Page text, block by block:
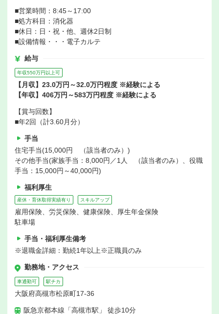
■営業時間：8:45～17:00
■処方科目：消化器
■休日：日・祝・他、週休2日制
■設備情報・・・電子カルテ
給与
年収550万円以上可
【月収】23.0万円～32.0万円程度 ※経験による
【年収】406万円～583万円程度 ※経験による
【賞与回数】
■年2回（計3.60月分）
手当
住宅手当(15,000円 （該当者のみ）)
その他手当(家族手当：8,000円／1人 （該当者のみ）、役職
手当：15,000円～40,000円)
福利厚生
産休・育休取得実績有り スキルアップ
雇用保険、労災保険、健康保険、厚生年金保険
駐車場
手当・福利厚生備考
※退職金詳細：勤続1年以上※正職員のみ
勤務地・アクセス
車通勤可 駅チカ
大阪府高槻市松原町17-36
阪急京都本線「高槻市駅」 徒歩10分